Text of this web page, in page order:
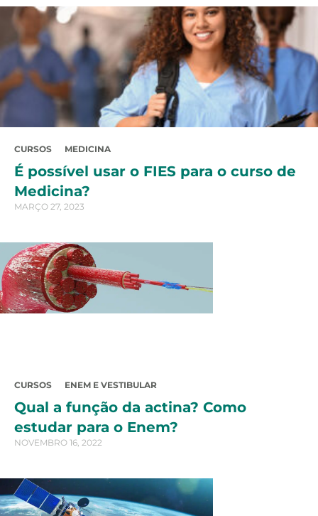
CURSOS MEDICINA
É possível usar o FIES para o curso de
Medicina?
MARÇO 27, 2023
CURSOS ENEM E VESTIBULAR
Qual a função da actina? Como
estudar para o Enem?
NOVEMBRO 16, 2022